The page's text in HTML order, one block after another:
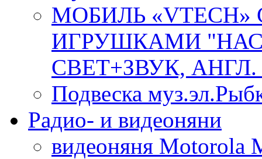
МОБИЛЬ
ИГРУШКАМИ
СВЕТ+ЗВУК, АНГЛ.
Подвеска
Радио- и видеоняни
видеоняня Motorola